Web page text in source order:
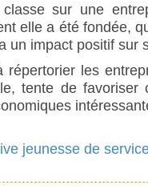
sur une
elle a été fondée,
un impact positif sur
les
tente de favoriser
jeunesse de